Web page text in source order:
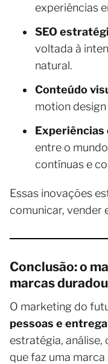
experiências
SEO
voltada à
natural.
Conteúdo
motion
Experiências
entre o
contínuas e
Essas inovações
comunicar, vender
Conclusão: o
marcas
O marketing do
pessoas e
estratégia, análise,
que faz uma